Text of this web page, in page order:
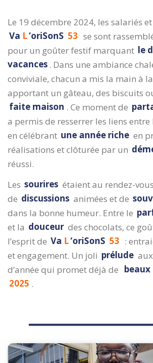
Le 19 décembre 2024, les salariés
Va L‘oriSonS 53 se sont
pour un goûter festif marquant le
vacances. Dans une ambiance
conviviale, chacun a mis la main à
apportant un gâteau, des biscuits
faite maison . Ce moment de
a permis de resserrer les liens
en célébrant une année riche en
réalisations et clôturée par un
réussi.
Les sourires étaient au rendez-
de discussions animées et de
dans la bonne humeur. Entre le
et la douceur des chocolats, ce
l’esprit de Va L‘oriSonS 53 :
et engagement. Un joli prélude
d’année qui promet déjà de
2025 .